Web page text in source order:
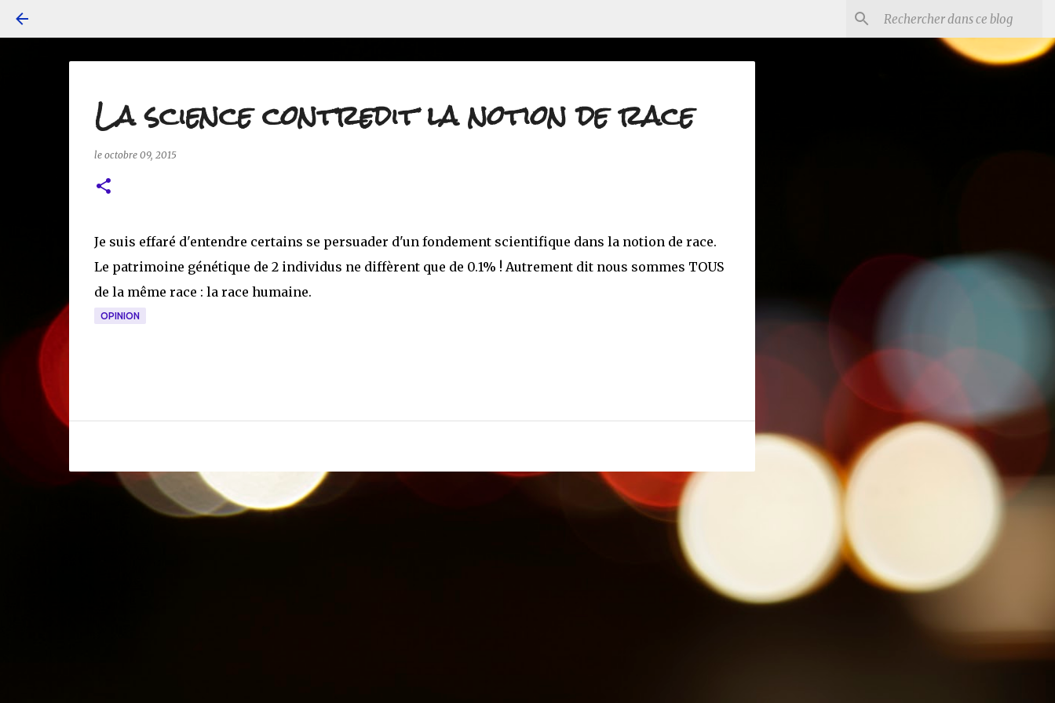
La science contredit la notion de race
le octobre 09, 2015
Je suis effaré d'entendre certains se persuader d'un fondement scientifique dans la notion de race.
Le patrimoine génétique de 2 individus ne diffèrent que de 0.1% ! Autrement dit nous sommes TOUS
de la même race : la race humaine.
OPINION